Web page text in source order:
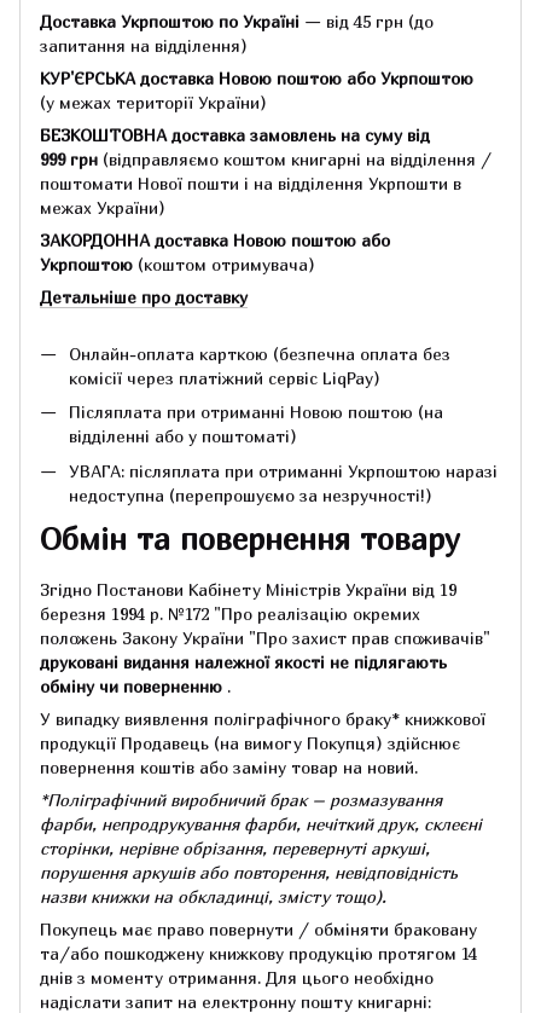
Доставка Укрпоштою по Україні — від 45 грн (до
запитання на відділення)
КУР'ЄРСЬКА доставка Новою поштою або Укрпоштою
(у межах території України)
БЕЗКОШТОВНА доставка замовлень на суму від
999 грн (відправляємо коштом книгарні на відділення /
поштомати Нової пошти і на відділення Укрпошти в
межах України)
ЗАКОРДОННА доставка Новою поштою або
Укрпоштою (коштом отримувача)
Детальніше про доставку
Онлайн-оплата карткою (безпечна оплата без
комісії через платіжний сервіс LiqPay)
Післяплата при отриманні Новою поштою (на
відділенні або у поштоматі)
УВАГА: післяплата при отриманні Укрпоштою наразі
недоступна (перепрошуємо за незручності!)
Обмін та повернення товару
Згідно Постанови Кабінету Міністрів України від 19
березня 1994 р. №172 "Про реалізацію окремих
положень Закону України "Про захист прав споживачів"
друковані видання належної якості не підлягають
обміну чи поверненню .
У випадку виявлення поліграфічного браку* книжкової
продукції Продавець (на вимогу Покупця) здійснює
повернення коштів або заміну товар на новий.
*Поліграфічний виробничий брак – розмазування
фарби, непродрукування фарби, нечіткий друк, склеєні
сторінки, нерівне обрізання, перевернуті аркуші,
порушення аркушів або повторення, невідповідність
назви книжки на обкладинці, змісту тощо).
Покупець має право повернути / обміняти браковану
та/або пошкоджену книжкову продукцію протягом 14
днів з моменту отримання. Для цього необхідно
надіслати запит на електронну пошту книгарні: